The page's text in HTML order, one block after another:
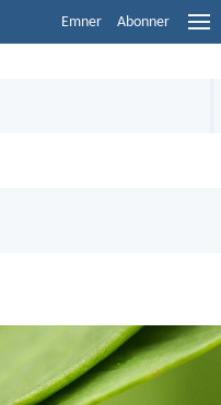
Emner Abonner